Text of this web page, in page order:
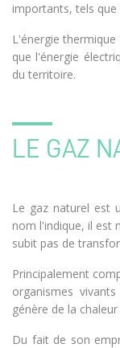
importants, tels que
L'énergie
que l'énergie
du territoire.
LE GAZ
Le gaz naturel est
nom l'indique, il est
subit pas de
Principalement
organismes
génère de la
Du fait de son